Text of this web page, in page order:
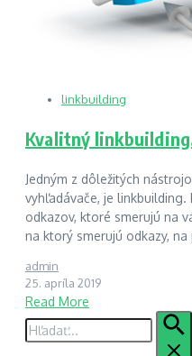
linkbuilding
Kvalitný
Jedným z dôležitých
vyhľadávače, je
odkazov, ktoré smerujú na
na ktorý smerujú odkazy, na
admin
25. apríla 2019
Read More
Hľadať: